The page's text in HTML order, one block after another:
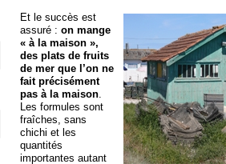
Et le succès est
assuré : on mange
« à la maison »,
des plats de fruits
de mer que l’on ne
fait précisément
pas à la maison.
Les formules sont
fraîches, sans
chichi et les
quantités
importantes autant